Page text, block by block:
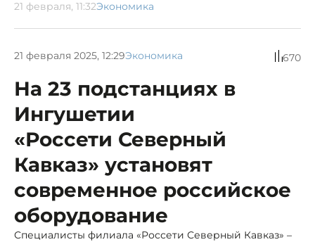
21 февраля, 11:32Экономика
21 февраля 2025, 12:29Экономика 670
На 23 подстанциях в
Ингушетии
«Россети Северный
Кавказ» установят
современное российское
оборудование
Специалисты филиала «Россети Северный Кавказ» –